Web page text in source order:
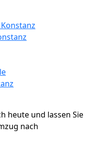
heute und lassen Sie
nach